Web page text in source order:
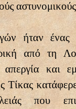
ήταν ένας
από τη
απεργία και
Τίκας
που